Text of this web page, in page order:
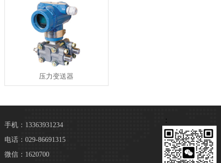
压力变送器
：
手机：13363931234
电话：029-86691315
微信：1620700